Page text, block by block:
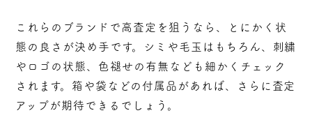
これらのブランドで高査定を狙うなら、とにかく 状
態の良さが決め手 です。シミや毛玉はもちろん、刺繍
やロゴの状態、色褪せの有無なども細かくチェック
されます。箱や袋などの付属品があれば、さらに査定
アップが期待できるでしょう。